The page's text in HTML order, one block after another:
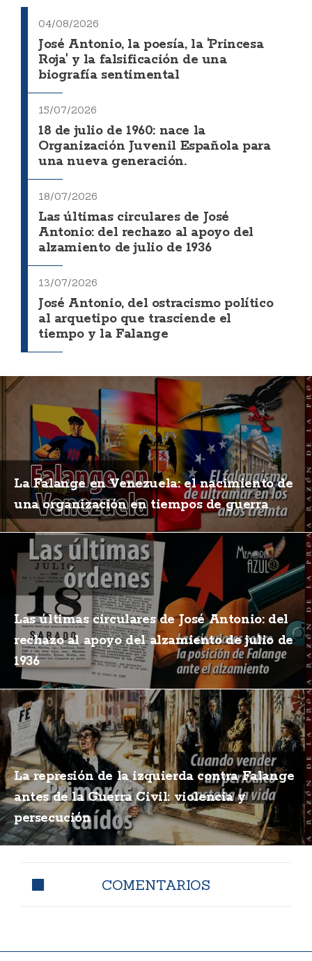
04/08/2026
José Antonio, la poesía, la 'Princesa
Roja' y la falsificación de una
biografía sentimental
15/07/2026
18 de julio de 1960: nace la
Organización Juvenil Española para
una nueva generación.
18/07/2026
Las últimas circulares de José
Antonio: del rechazo al apoyo del
alzamiento de julio de 1936
13/07/2026
José Antonio, del ostracismo político
al arquetipo que trasciende el
tiempo y la Falange
La Falange en Venezuela: el nacimiento de
una organización en tiempos de guerra
Las últimas circulares de José Antonio: del
rechazo al apoyo del alzamiento de julio de
1936
La represión de la izquierda contra Falange
antes de la Guerra Civil: violencia y
persecución
COMENTARIOS